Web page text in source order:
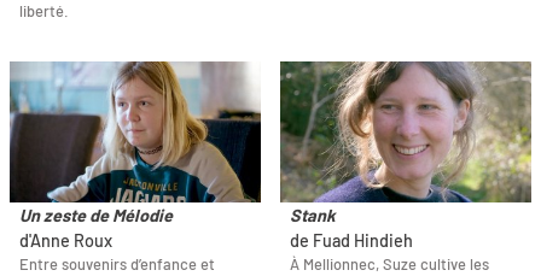
liberté.
Un zeste de Mélodie
d'Anne Roux
Entre souvenirs d’enfance et
Stank
de Fuad Hindieh
À Mellionnec, Suze cultive les